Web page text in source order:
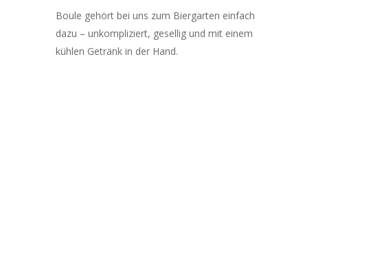
Boule gehört bei uns zum Biergarten einfach
dazu – unkompliziert, gesellig und mit einem
kühlen Getränk in der Hand.